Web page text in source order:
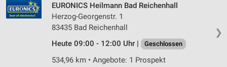
❯
EURONICS Heilmann Bad Reichenhall
Herzog-Georgenstr. 1
83435 Bad Reichenhall
Heute 09:00 - 12:00 Uhr |
Geschlossen
534,96 km • Angebote: 1 Prospekt